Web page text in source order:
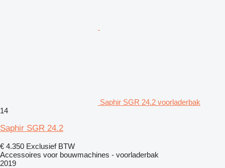
Saphir SGR 24.2 voorladerbak
14
Saphir SGR 24.2
€ 4.350 Exclusief BTW
Accessoires voor bouwmachines - voorladerbak
2019